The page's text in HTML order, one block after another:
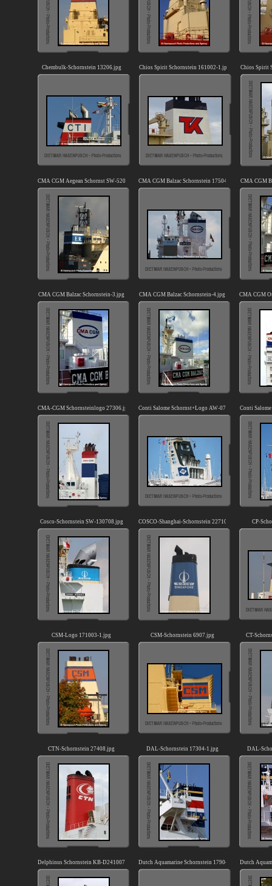
Chembulk-Schornstein 13206.jpg Chios Spirit Schornstein 161002-1.jpg Chios Spirit
CMA CGM Aegean Schornst SW-5207.jpg CMA CGM Balzac Schornstein 17504.jpg CMA CGM
CMA CGM Balzac Schornstein-3.jpg CMA CGM Balzac Schornstein-4.jpg CMA CGM
CMA-CGM Schornsteinlogo 27306.jpg Conti Salome Schornst+Logo AW-070407.jpgConti
Cosco-Schornstein SW-130708.jpg COSCO-Shanghai-Schornstein 22710.jpg CP-
CSM-Logo 171003-1.jpg CSM-Schornstein 6907.jpg CT-
CTN-Schornstein 27408.jpg DAL-Schornstein 17304-1.jpg DAL-
Delphinus Schornstein KB-D241007.jpg Dutch Aquamarine Schornstein 17904-1.jpgDutch